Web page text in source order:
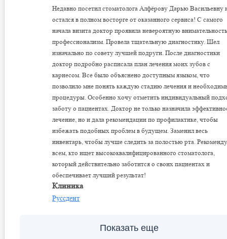
Недавно посетил стоматолога Алфёрову Дарью Васильевну
остался в полном восторге от оказанного сервиса! С самого
начала визита доктор проявила невероятную
профессионализм. Провела тщательную диагностику. Шел
изначально по совету лучшей подруги. После диагностики
доктор подробно расписала план лечения моих зубов с
кариесом. Все было объяснено доступным языком, что
позволило мне понять каждую стадию лечения и
процедуры. Особенно хочу отметить индивидуальный
заботу о пациентах. Доктор не только назначила
лечение, но и дала рекомендации по профилактике, чтобы
избежать подобных проблем в будущем. Заменил весь
инвентарь, чтобы лучше следить за полостью рта.
всем, кто ищет высококвалифицированного стоматолога,
который действительно заботится о своих пациентах и
обеспечивает лучший результат!
Клиника
Руссдент
Показать еще